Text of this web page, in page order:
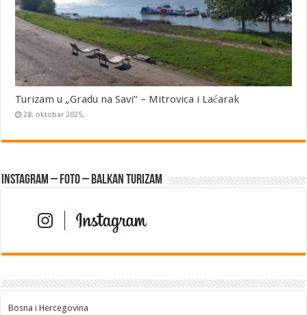
Turizam u „Gradu na Savi“ – Mitrovica i Laćarak
28. oktobar 2025.
Instagram – FOTO – Balkan turizam
Bosna i Hercegovina